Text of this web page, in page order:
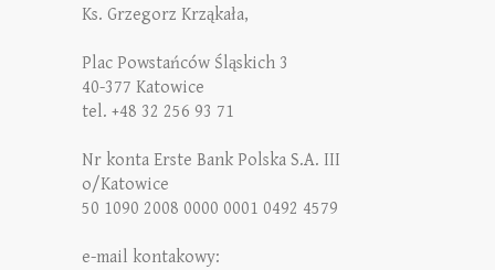
Ks. Grzegorz Krząkała,
Plac Powstańców Śląskich 3
40-377 Katowice
tel. +48 32 256 93 71
Nr konta Erste Bank Polska S.A. III
o/Katowice
50 1090 2008 0000 0001 0492 4579
e-mail kontakowy: